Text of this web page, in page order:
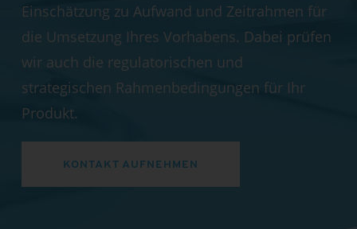
Einschätzung zu Aufwand und Zeitrahmen für
die Umsetzung Ihres Vorhabens. Dabei prüfen
wir auch die regulatorischen und
strategischen Rahmenbedingungen für Ihr
Produkt.
KONTAKT AUFNEHMEN